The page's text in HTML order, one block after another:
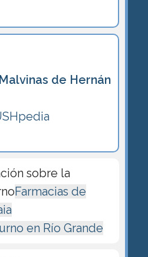
de Hernán
sobre la
Farmacias de
en Río Grande